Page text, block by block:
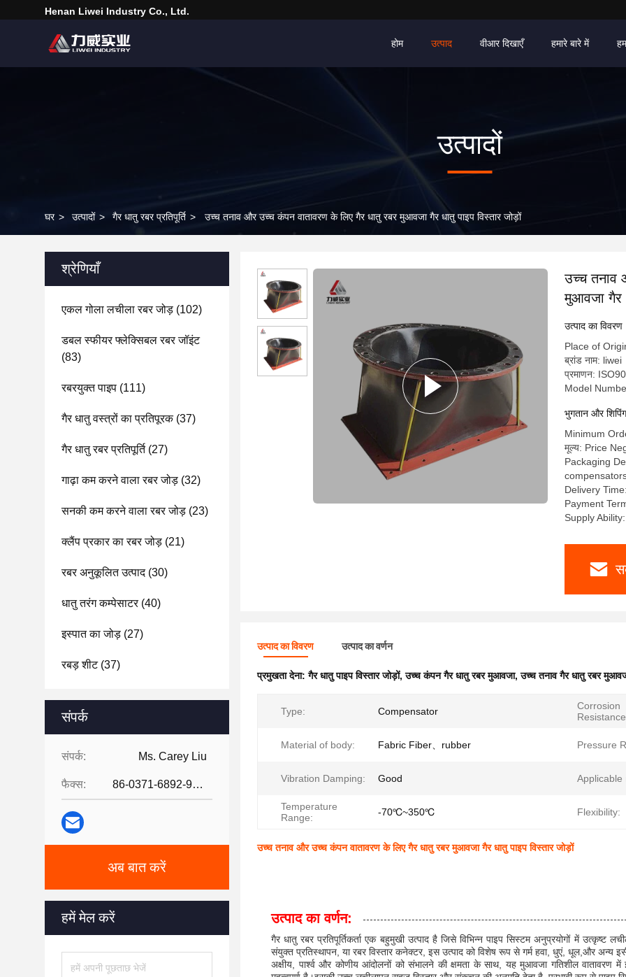
Henan Liwei Industry Co., Ltd.
होम उत्पाद वीआर दिखाएँ हमारे बारे में
उत्पादों
घर > उत्पादों > गैर धातु रबर प्रतिपूर्ति > उच्च तनाव और उच्च कंपन वातावरण के लिए गैर धातु रबर मुआवजा गैर धातु पाइप विस्तार जोड़ों
श्रेणियाँ
एकल गोला लचीला रबर जोड़ (102)
डबल स्फीयर फ्लेक्सिबल रबर जॉइंट
(83)
रबरयुक्त पाइप (111)
गैर धातु वस्त्रों का प्रतिपूरक(37)
गैर धातु रबर प्रतिपूर्ति(27)
गाढ़ा कम करने वाला रबर जोड़ (32)
सनकी कम करने वाला रबर जोड़ (23)
क्लैंप प्रकार का रबर जोड़ (21)
रबर अनुकूलित उत्पाद(30)
धातु तरंग कम्पेसाटर(40)
इस्पात का जोड़ (27)
रबड़ शीट(37)
संपर्क
संपर्क: Ms. Carey Liu
फैक्स: 86-0371-6892-9024
अब बात करें
हमें मेल करें
उच्च तनाव
मुआवजा गैर
उत्पाद का विवरण
Place of
ब्रांड नाम: liwei
प्रमाणन:
Model
भुगतान और
Minimum
मूल्य: Price
Packaging
Delivery
Payment
Supply
उत्पाद का विवरण उत्पाद का वर्णन
प्रमुखता देना:गैर धातु पाइप विस्तार जोड़ों,उच्च कंपन गैर धातु रबर मुआवजा,उच्च तनाव गैर धातु रबर
Type: Compensator
Corrosion
Material of body: Fabric Fiber、rubber Pressure
Vibration Damping: Good Applicable
Temperature
Range:
-70℃~350℃ Flexibility:
उच्च तनाव और उच्च कंपन वातावरण के लिए गैर धातु रबर मुआवजा गैर धातु पाइप विस्तार जोड़ों
उत्पाद का वर्णन:
गैर धातु रबर प्रतिपूर्तिकर्ता एक बहुमुखी उत्पाद है जिसे विभिन्न पाइप सिस्टम अनुप्रयोगों में उत्कृष्ट
संयुक्त प्रतिस्थापन, या रबर विस्तार कनेक्टर, इस उत्पाद को विशेष रूप से गर्म हवा, धुएं, धूल,और अन्य
अक्षीय, पार्श्व और कोणीय आंदोलनों को संभालने की क्षमता के साथ, यह मुआवजा गतिशील वातावरण